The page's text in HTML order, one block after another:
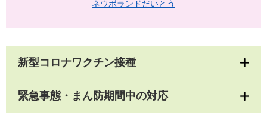
ネウボランドだいとう
新型コロナワクチン接種
緊急事態・まん防期間中の対応